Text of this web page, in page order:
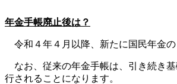
年金手帳廃止後は？
令和４年４月以降、新たに国民年金の
なお、従来の年金手帳は、引き続き
行されることになります。